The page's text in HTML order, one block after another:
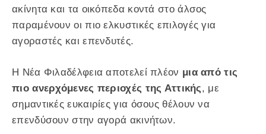
ακίνητα και τα οικόπεδα κοντά στο άλσος
παραμένουν οι πιο ελκυστικές επιλογές για
αγοραστές και επενδυτές.
Η Νέα Φιλαδέλφεια αποτελεί πλέον μια από τις
πιο ανερχόμενες περιοχές της Αττικής, με
σημαντικές ευκαιρίες για όσους θέλουν να
επενδύσουν στην αγορά ακινήτων.